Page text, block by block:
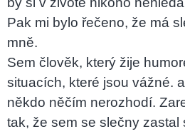
Pak mi bylo řečeno, že má
mně.
Sem člověk, který žije
situacích, které jsou vážné.
někdo něčím nerozhodí.
tak, že sem se slečny zastal